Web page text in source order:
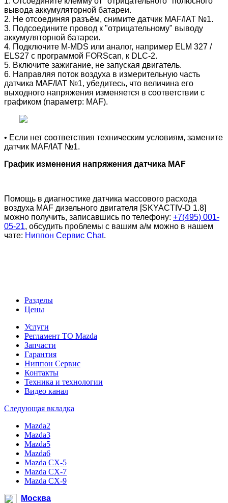
вывода аккумуляторной батареи.
2. Не отсоединяя разъём, снимите датчик MAF/IAT №1.
3. Подсоедините провод к "отрицательному" выводу
аккумуляторной батареи.
4. Подключите M-MDS или аналог, например ELM 327 /
ELS27 с программой FORScan, к DLC-2.
5. Включите зажигание, не запуская двигатель.
6. Направляя поток воздуха в измерительную часть
датчика MAF/IAT №1, убедитесь, что величина его
выходного напряжения изменяется в соответствии с
графиком (параметр: MAF).
• Если нет соответствия техническим условиям, замените
датчик MAF/IAT №1.
График изменения напряжения датчика MAF
Помощь в диагностике датчика массового расхода
воздуха MAF дизельного двигателя [SKYACTIV-D 1.8]
можно получить, записавшись по телефону: +7(495) 001-
05-21, обсудить проблемы с вашим а/м можно в нашем
чате: Ниппон Сервис Chat.
Разделы
Цены
Услуги
Регламент ТО Mazda
Запчасти
Гарантия
Ниппон Сервис
Контакты
Техника и технологии
Видео канал
Следующая вкладка
Mazda2
Mazda3
Mazda5
Mazda6
Mazda CX-5
Mazda CX-7
Mazda CX-9
Москва